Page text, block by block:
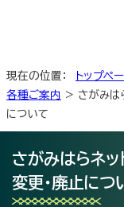
現在の位置： トップペ
各種ご案内 > さがみは
について
さがみはらネ
変更・廃止につ